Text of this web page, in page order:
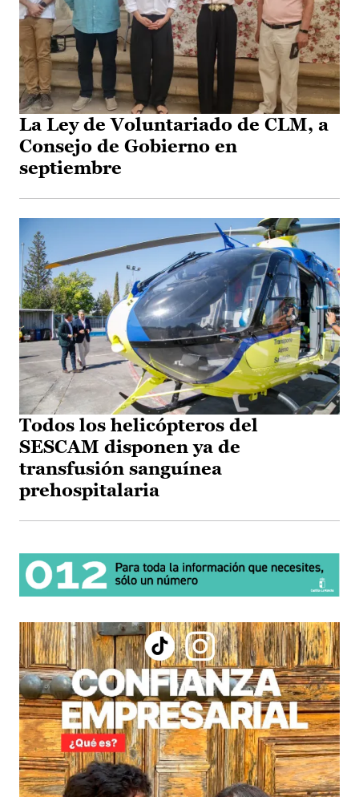
La Ley de Voluntariado de CLM, a
Consejo de Gobierno en
septiembre
Todos los helicópteros del
SESCAM disponen ya de
transfusión sanguínea
prehospitalaria